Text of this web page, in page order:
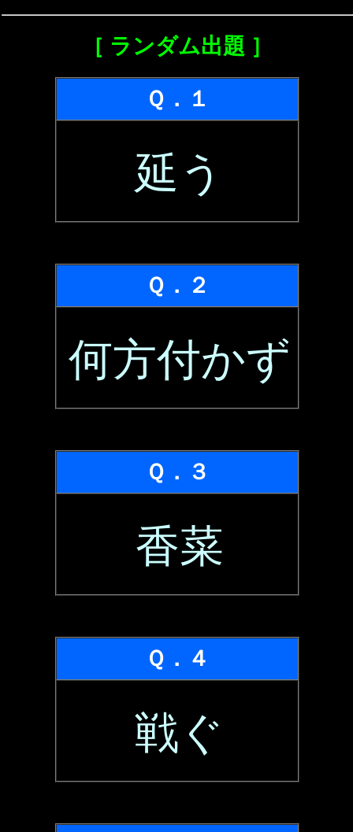
［ ランダム出題 ］
Ｑ．１
延う
Ｑ．２
何方付かず
Ｑ．３
香菜
Ｑ．４
戦ぐ